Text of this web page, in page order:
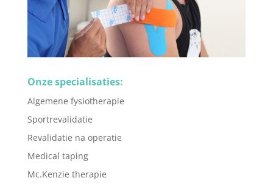
Onze specialisaties:
Algemene fysiotherapie
Sportrevalidatie
Revalidatie na operatie
Medical taping
Mc.Kenzie therapie